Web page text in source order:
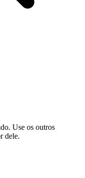
Use os outros
dele.